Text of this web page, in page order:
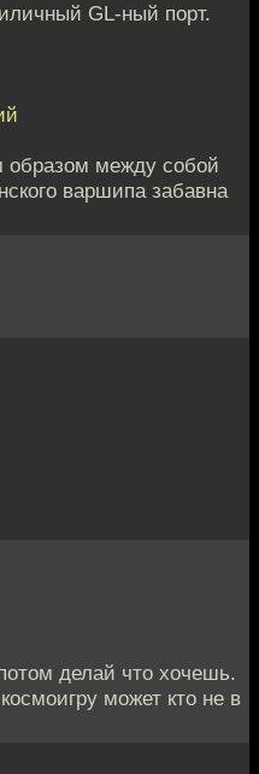
GL-ный порт.
образом между собой
варшипа забавна
делай что хочешь.
может кто не в